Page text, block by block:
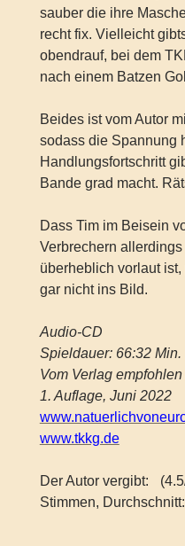
sauber die ihre
recht fix. Vielleicht
obendrauf, bei dem
nach einem Batzen
Beides ist vom Autor
sodass die Spannung
Handlungsfortschritt
Bande grad macht.
Dass Tim im Beisein
Verbrechern
überheblich vorlaut
gar nicht ins Bild.
Audio-CD
Spieldauer: 66:32 Min.
Vom Verlag
1. Auflage, Juni 2022
www.tkkg.de
Der Autor vergibt:
Stimmen, Durchschnitt: